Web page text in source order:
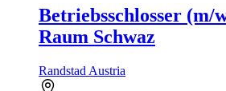
Betriebsschlosser (m/
Raum Schwaz
Randstad Austria